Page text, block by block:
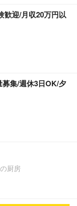
歓迎/月収20万円以
集/週休3日OK/夕
厨房